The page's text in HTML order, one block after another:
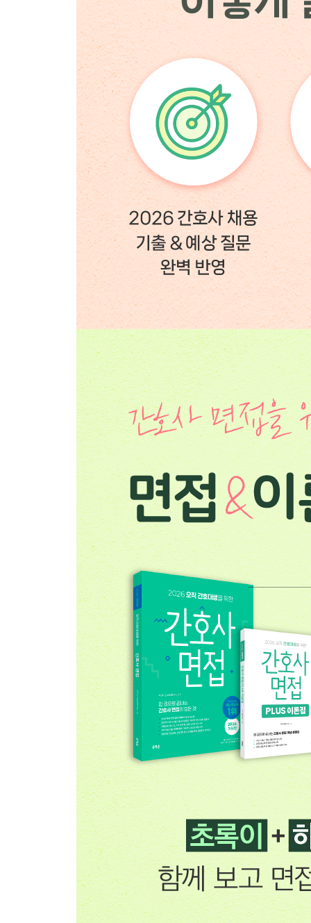
- COPD
- 협심증
- 울혈성 심부전
- 간경화증
- 발작
- 동시상황
3. 인성면접
본인 관련 질문
- 자기소개
- 성격 / 장단점
- 가치관 / 판단기준
- 취미와 특기
- 경험
- 가족과 친구
학업 관련 질문
- 전공과 실습
- 기타 활동
직업 관련 질문
- 간호사 직무
- 근무환경
- 조직이해 / 대인관계
- 상황판단형 질문
- 시사 이슈
부록
AI 역량검사
임상검사 정상범위
계통별 간호진단 예시
상황별 체위
병원별 정보